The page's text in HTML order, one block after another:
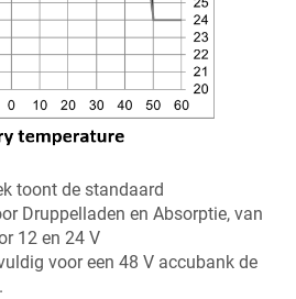
toont de standaard
Druppelladen en Absorptie, van
12 en 24 V
voor een 48 V accubank de